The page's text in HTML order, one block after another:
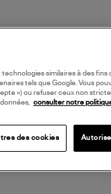
similaires à des
tels que Google. Vous
») ou refuser ceux non
consulter notre
des cookies